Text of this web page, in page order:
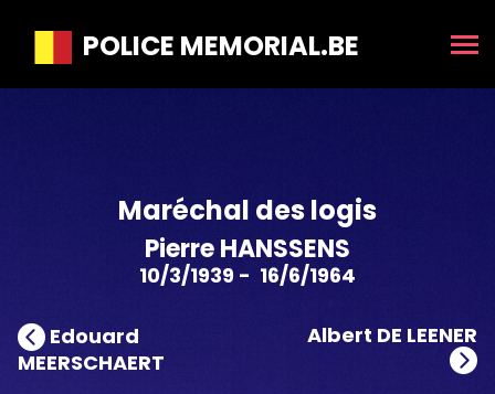
POLICE MEMORIAL.BE
Maréchal des logis
Pierre HANSSENS
10/3/1939 - 16/6/1964
Edouard
MEERSCHAERT
Albert DE LEENER